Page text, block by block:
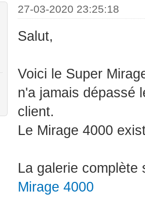
27-03-2020 23:25:18
Salut,
Voici le Super
n'a jamais dépassé
client.
Le Mirage 4000
La galerie complète
Mirage 4000